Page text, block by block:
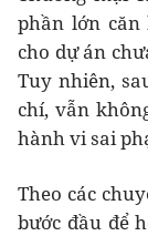
phần lớn căn
cho dự án
Tuy nhiên,
chí, vẫn
hành vi sai
Theo các
bước đầu để